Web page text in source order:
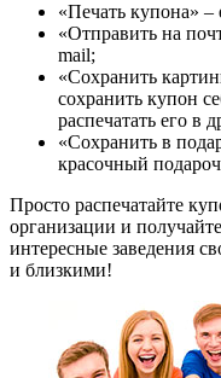
«Печать купона» –
«Отправить на
mail;
«Сохранить
сохранить купон
распечатать его в
«Сохранить в
красочный
Просто распечатайте
организации и
интересные заведения
и близкими!